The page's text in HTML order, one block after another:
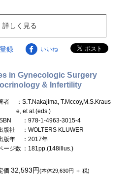
詳しく見る
録 いいね
in Gynecologic Surgery
& Infertility
者
：S.T.Nakajima, T.Mccoy,M.S.Kraus
e, et al.(eds.)
：978-1-4963-3015-4
版社
：WOLTERS KLUWER
版年
：2017年
ージ数 ：181pp.(148illus.)
価32,593円(本体29,630円 ＋ 税)